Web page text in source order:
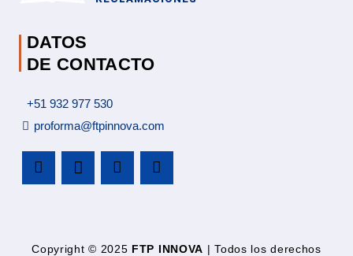
DATOS
DE CONTACTO
+51 932 977 530
proforma@ftpinnova.com
Copyright © 2025 FTP INNOVA | Todos los derechos